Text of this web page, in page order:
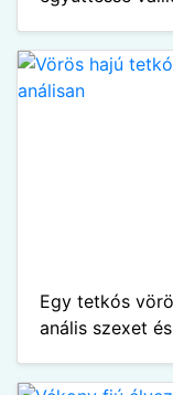
Egy tetkós
anális szexet